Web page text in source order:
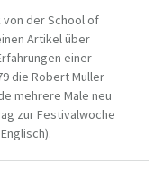
von der School of
Artikel über
einer
die Robert Muller
mehrere Male neu
zur Festivalwoche